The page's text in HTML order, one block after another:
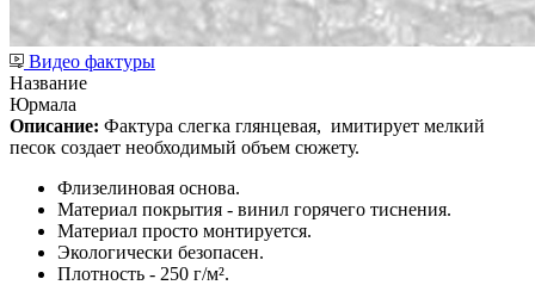
Видео фактуры
Название
Юрмала
Описание: Фактура слегка глянцевая, имитирует мелкий
песок создает необходимый объем сюжету.
Флизелиновая основа.
Материал покрытия - винил горячего тиснения.
Материал просто монтируется.
Экологически безопасен.
Плотность - 250 г/м².